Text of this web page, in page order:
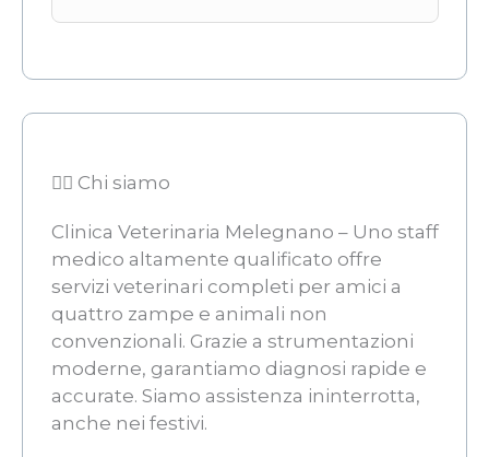
👨‍⚖️ Chi siamo
Clinica Veterinaria Melegnano – Uno staff
medico altamente qualificato offre
servizi veterinari completi per amici a
quattro zampe e animali non
convenzionali. Grazie a strumentazioni
moderne, garantiamo diagnosi rapide e
accurate. Siamo assistenza ininterrotta,
anche nei festivi.